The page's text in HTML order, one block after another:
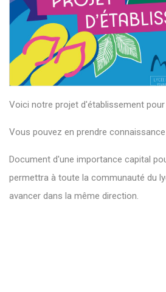
Voici notre projet d'établissement pour
Vous pouvez en prendre connaissance
Document d'une importance capital
permettra à toute la communauté du
avancer dans la même direction.